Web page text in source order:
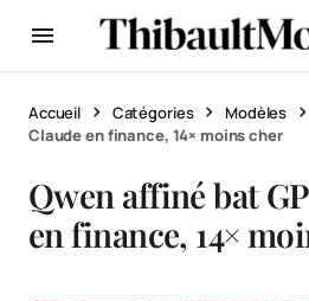
Accueil Catégories Modèles
Claude en finance, 14× moins cher
Qwen affiné bat
en finance, 14×